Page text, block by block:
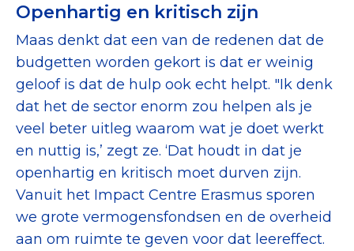
Openhartig en kritisch zijn
Maas denkt dat een van de redenen dat de
budgetten worden gekort is dat er weinig
geloof is dat de hulp ook echt helpt. "Ik denk
dat het de sector enorm zou helpen als je
veel beter uitleg waarom wat je doet werkt
en nuttig is,’ zegt ze. ‘Dat houdt in dat je
openhartig en kritisch moet durven zijn.
Vanuit het Impact Centre Erasmus sporen
we grote vermogensfondsen en de overheid
aan om ruimte te geven voor dat leereffect.